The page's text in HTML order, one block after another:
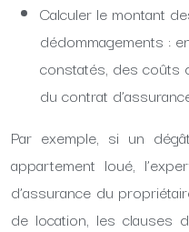
Calculer le montant
dédommagements :
constatés, des coûts
du contrat
Par exemple, si un
appartement loué,
d’assurance du
de location, les clauses